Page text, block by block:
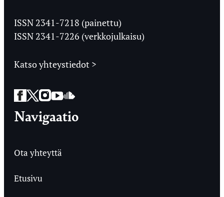
Ylioppilaslehti
ISSN 2341-7218 (painettu)
ISSN 2341-7226 (verkkojulkaisu)
Katso yhteystiedot >
Facebook
Twitter
Instagram
YouTube
SoundCloud
Navigaatio
Ota yhteyttä
Etusivu